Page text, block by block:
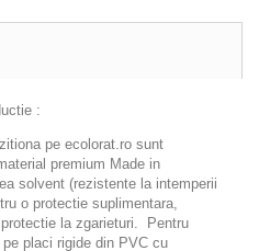
:
pe ecolorat.ro sunt
premium Made in
solvent (rezistente la intemperii
o protectie suplimentara,
la zgarieturi. Pentru
placi rigide din PVC cu